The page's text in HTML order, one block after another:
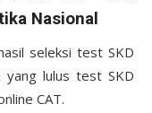
Nasional
seleksi test SKD
yang lulus test SKD
CAT.